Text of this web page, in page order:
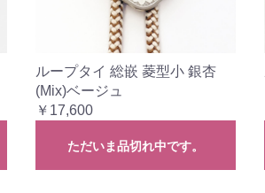
ループタイ 総嵌 菱型小 銀杏
(Mix)ベージュ
￥17,600
ただいま品切れ中です。